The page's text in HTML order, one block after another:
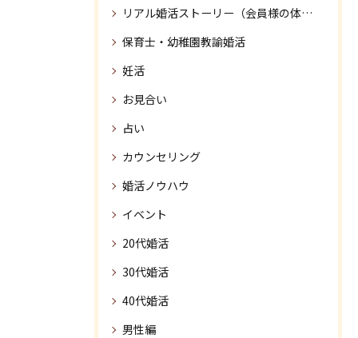
リアル婚活ストーリー（会員様の体験談）
保育士・幼稚園教諭婚活
妊活
お見合い
占い
カウンセリング
婚活ノウハウ
イベント
20代婚活
30代婚活
40代婚活
男性編